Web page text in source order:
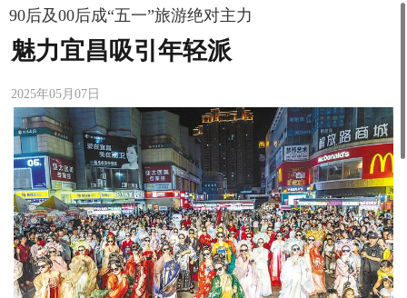
90后及00后成“五一”旅游绝对主力
魅力宜昌吸引年轻派
2025年05月07日